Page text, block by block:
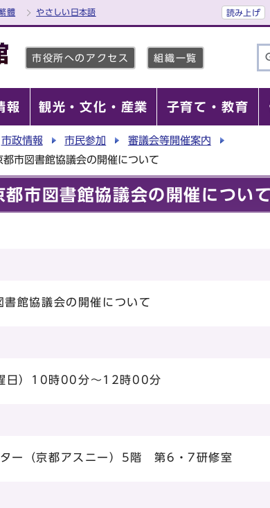
體 やさしい日本語 読み上げ
市役所へのアクセス 組織一覧
報 観光・文化・産業 子育て・教育
市政情報 市民参加
審議会等開催案内
都市図書館協議会の開催について
都市図書館協議会の開催につい
書館協議会の開催について
日）10時00分～12時00分
ー（京都アスニー）5階 第6・7研修室